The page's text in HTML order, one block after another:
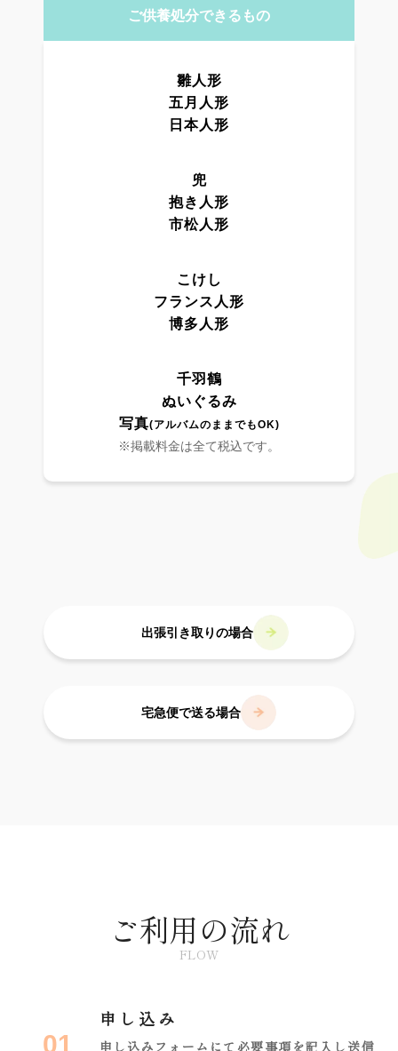
ご供養処分できるもの
雛人形
五月人形
日本人形
兜
抱き人形
市松人形
こけし
フランス人形
博多人形
千羽鶴
ぬいぐるみ
写真(アルバムのままでもOK)
※掲載料金は全て税込です。
出張引き取りの場合
宅急便で送る場合
ご利用の流れ
FLOW
01
申し込み
申し込みフォームにて必要事項を記入し送信